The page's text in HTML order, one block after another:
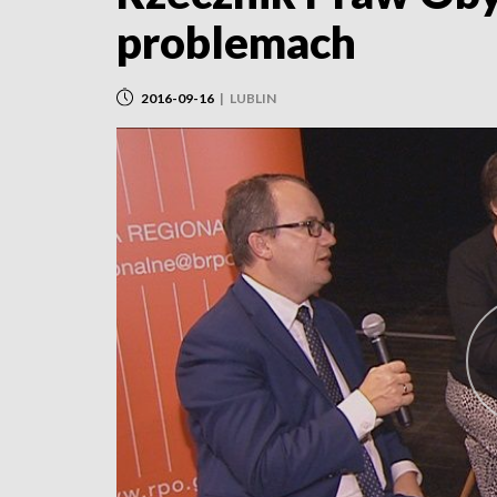
problemach
2016-09-16 | LUBLIN